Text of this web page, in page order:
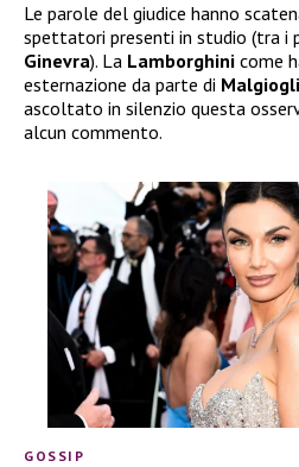
Le parole del giudice hanno
spettatori presenti in studio (tra i
Ginevra). La Lamborghini come
esternazione da parte di
ascoltato in silenzio questa
alcun commento.
GOSSIP